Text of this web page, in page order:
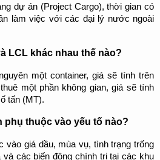
dự án (Project Cargo), thời gian có
LCL khác nhau thế nào?
một container, giá sẽ tính trên
một phần không gian, giá sẽ tính
tấn (MT).
phụ thuộc vào yếu tố nào?
vào giá dầu, mùa vụ, tình trạng trống
và các biến động chính trị tại các khu